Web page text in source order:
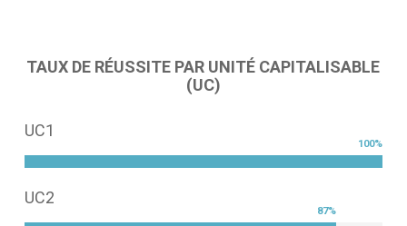
TAUX DE RÉUSSITE PAR UNITÉ CAPITALISABLE
(UC)
UC1
100%
UC2
87%